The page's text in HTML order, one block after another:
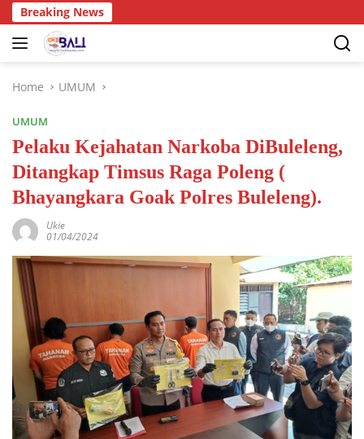
Breaking News
Home UMUM
UMUM
Pelaku Kejahatan Narkoba DiBuleleng,
Ditangkap Timsus Raga Poleng (
Bhayangkara Goak Polres Buleleng).
Ukie
01/04/2024